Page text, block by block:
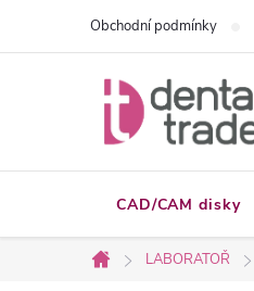
Obchodní podmínky
CAD/CAM disky
Domů
LABORATOŘ